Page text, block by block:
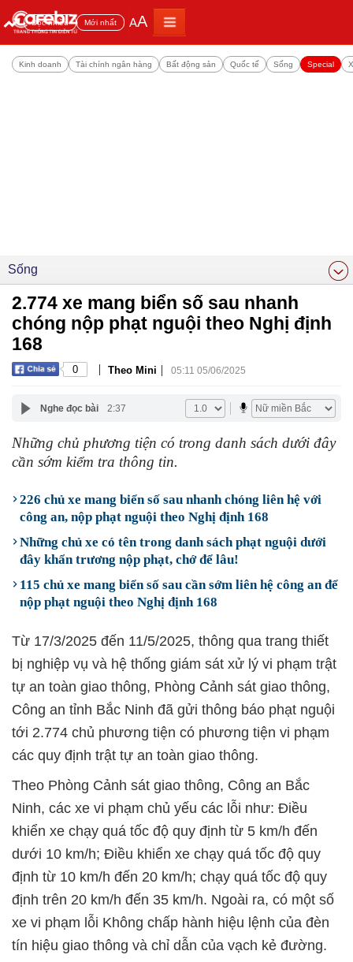
Đọc nhiều Mới nhất AA
Kinh doanh Tài chính ngân hàng Bất động sản Quốc tế Sống Special
Sống
2.774 xe mang biển số sau nhanh
chóng nộp phạt nguội theo Nghị định
168
0 | Theo Mini | 05:11 05/06/2025
Nghe đọc bài 2:37
Những chủ phương tiện có trong danh sách dưới đây
cần sớm kiểm tra thông tin.
226 chủ xe mang biển số sau nhanh chóng liên hệ với
công an, nộp phạt nguội theo Nghị định 168
Những chủ xe có tên trong danh sách phạt nguội dưới
đây khẩn trương nộp phạt, chớ để lâu!
115 chủ xe mang biển số sau cần sớm liên hệ công an để
nộp phạt nguội theo Nghị định 168
Từ 17/3/2025 đến 11/5/2025, thông qua trang thiết
bị nghiệp vụ và hệ thống giám sát xử lý vi phạm trật
tự an toàn giao thông, Phòng Cảnh sát giao thông,
Công an tỉnh Bắc Ninh đã gửi thông báo phạt nguội
tới 2.774 chủ phương tiện có phương tiện vi phạm
các quy định trật tự an toàn giao thông.
Theo Phòng Cảnh sát giao thông, Công an Bắc
Ninh, các xe vi phạm chủ yếu các lỗi như: Điều
khiển xe chạy quá tốc độ quy định từ 5 km/h đến
dưới 10 km/h; Điều khiển xe chạy quá tốc độ quy
định từ 10 km/h đến 20 km/h; chạy quá tốc độ quy
định trên 20 km/h đến 35 km/h. Ngoài ra, có một số
xe vi phạm lỗi Không chấp hành hiệu lệnh của đèn
tín hiệu giao thông và chỉ dẫn của vạch kẻ đường.